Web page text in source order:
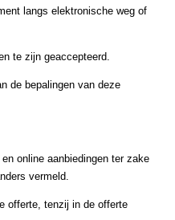
langs elektronische weg of
te zijn geaccepteerd.
de bepalingen van deze
online aanbiedingen ter zake
vermeld.
offerte, tenzij in de offerte